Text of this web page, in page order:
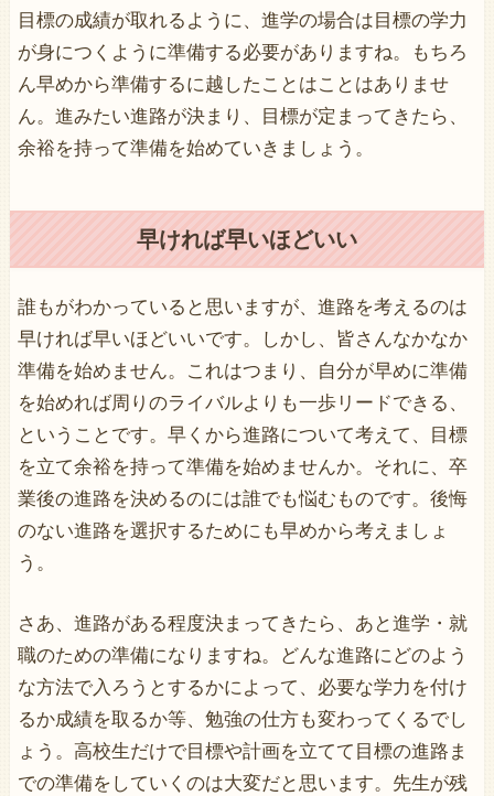
目標の成績が取れるように、進学の場合は目標の学力
が身につくように準備する必要がありますね。もちろ
ん早めから準備するに越したことはことはありませ
ん。進みたい進路が決まり、目標が定まってきたら、
余裕を持って準備を始めていきましょう。
早ければ早いほどいい
誰もがわかっていると思いますが、進路を考えるのは
早ければ早いほどいいです。しかし、皆さんなかなか
準備を始めません。これはつまり、自分が早めに準備
を始めれば周りのライバルよりも一歩リードできる、
ということです。早くから進路について考えて、目標
を立て余裕を持って準備を始めませんか。それに、卒
業後の進路を決めるのには誰でも悩むものです。後悔
のない進路を選択するためにも早めから考えましょ
う。
さあ、進路がある程度決まってきたら、あと進学・就
職のための準備になりますね。どんな進路にどのよう
な方法で入ろうとするかによって、必要な学力を付け
るか成績を取るか等、勉強の仕方も変わってくるでし
ょう。高校生だけで目標や計画を立てて目標の進路ま
での準備をしていくのは大変だと思います。先生が残